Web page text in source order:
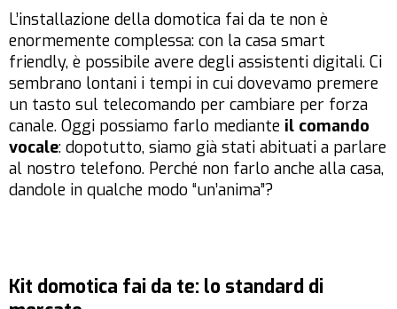
L’installazione della domotica fai da te non è
enormemente complessa: con la casa smart
friendly, è possibile avere degli assistenti digitali. Ci
sembrano lontani i tempi in cui dovevamo premere
un tasto sul telecomando per cambiare per forza
canale. Oggi possiamo farlo mediante il comando
vocale: dopotutto, siamo già stati abituati a parlare
al nostro telefono. Perché non farlo anche alla casa,
dandole in qualche modo “un’anima”?
Kit domotica fai da te: lo standard di